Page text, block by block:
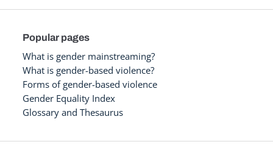
Popular pages
What is gender mainstreaming?
What is gender-based violence?
Forms of gender-based violence
Gender Equality Index
Glossary and Thesaurus